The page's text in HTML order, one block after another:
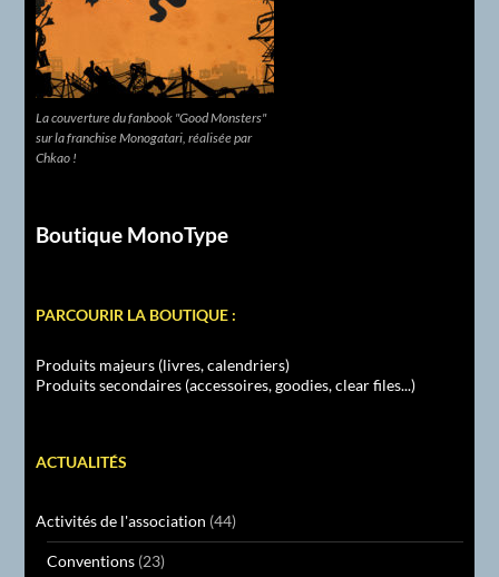
La couverture du fanbook "Good Monsters"
sur la franchise Monogatari, réalisée par
Chkao !
Boutique MonoType
PARCOURIR LA BOUTIQUE :
Produits majeurs (livres, calendriers)
Produits secondaires (accessoires, goodies, clear files...)
ACTUALITÉS
Activités de l'association (44)
Conventions (23)